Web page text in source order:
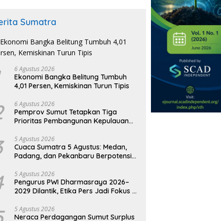
Sumatra
6 Agustus 2026
Ekonomi Bangka Belitung Tumbuh
4,01 Persen, Kemiskinan Turun Tipis
6 Agustus 2026
Pemprov Sumut Tetapkan Tiga
Prioritas Pembangunan Kepulauan
5 Agustus 2026
Cuaca Sumatra 5 Agustus: Medan,
Padang, dan Pekanbaru Berpotensi
5 Agustus 2026
Pengurus PWI Dharmasraya 2026–
2029 Dilantik, Etika Pers Jadi Fokus di
5 Agustus 2026
Neraca Perdagangan Sumut Surplus